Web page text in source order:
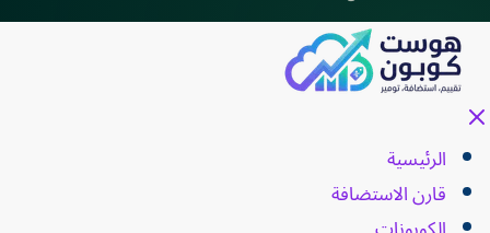
الرئيسية
قارن الاستضافة